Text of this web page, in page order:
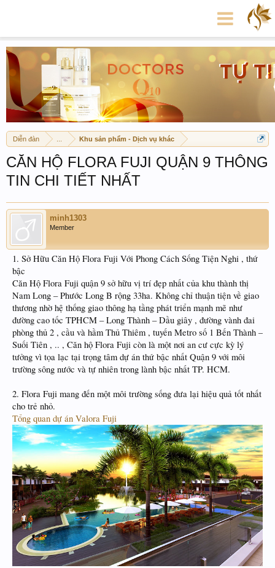
Diễn đàn Khu sản phẩm - Dịch vụ khác
CĂN HỘ FLORA FUJI QUẬN 9 THÔNG
TIN CHI TIẾT NHẤT
minh1303
Member
1. Sở Hữu Căn Hộ Flora Fuji Với Phong Cách Sống Tiện Nghi , thứ
bậc
Căn Hộ Flora Fuji quận 9 sở hữu vị trí đẹp nhất của khu thành thị
Nam Long – Phước Long B rộng 33ha. Không chỉ thuận tiện về giao
thương nhờ hệ thống giao thông hạ tầng phát triển mạnh mẽ như
đường cao tốc TPHCM – Long Thành – Dầu giây , đường vành đai
phòng thủ 2 , cầu và hầm Thủ Thiêm , tuyến Metro số 1 Bến Thành –
Suối Tiên , .. , Căn hộ Flora Fuji còn là một nơi an cư cực kỳ lý
tưởng vì tọa lạc tại trọng tâm dự án thứ bậc nhất Quận 9 với môi
trường sông nước và tự nhiên trong lành bậc nhất TP. HCM.
2. Flora Fuji mang đến một môi trường sống đưa lại hiệu quả tốt nhất
cho trẻ nhỏ.
Tổng quan dự án Valora Fuji